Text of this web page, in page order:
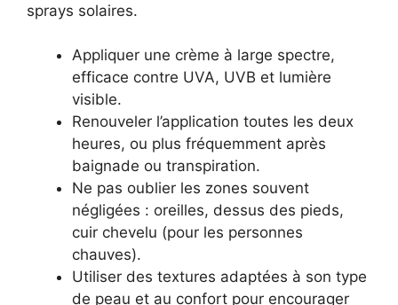
sprays solaires.
Appliquer une crème à large spectre,
efficace contre UVA, UVB et lumière
visible.
Renouveler l’application toutes les deux
heures, ou plus fréquemment après
baignade ou transpiration.
Ne pas oublier les zones souvent
négligées : oreilles, dessus des pieds,
cuir chevelu (pour les personnes
chauves).
Utiliser des textures adaptées à son type
de peau et au confort pour encourager